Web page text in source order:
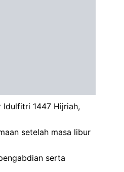
1447 Hijriah,
setelah masa libur
serta